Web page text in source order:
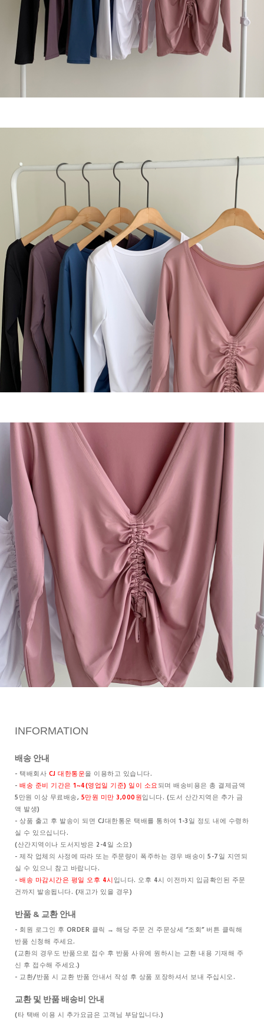
INFORMATION
배송 안내
- 택배회사 CJ 대한통운을 이용하고 있습니다.
- 배송 준비 기간은 1~4(영업일 기준) 일이 소요 되며 배송비용은 총 결제금액
5만원 이상 무료배송, 5만원 미만 3,000원입니다. (도서 산간지역은 추가 금
액 발생)
- 상품 출고 후 발송이 되면 CJ대한통운 택배를 통하여 1-3일 정도 내에 수령하
실 수 있으십니다.
(산간지역이나 도서지방은 2-4일 소요)
- 제작 업체의 사정에 따라 또는 주문량이 폭주하는 경우 배송이 5-7일 지연되
실 수 있으니 참고 바랍니다.
- 배송 마감시간은 평일 오후 4시 입니다. 오후 4시 이전까지 입금확인된 주문
건까지 발송됩니다. (재고가 있을 경우)
반품 & 교환 안내
- 회원 로그인 후 ORDER 클릭 → 해당 주문 건 주문상세 “조회” 버튼 클릭해
반품 신청해 주세요.
(교환의 경우도 반품으로 접수 후 반품 사유에 원하시는 교환 내용 기재해 주
신 후 접수해 주세요.)
- 교환/반품 시 교환 반품 안내서 작성 후 상품 포장하셔서 보내 주십시오.
교환 및 반품 배송비 안내
(타 택배 이용 시 추가요금은 고객님 부담입니다.)